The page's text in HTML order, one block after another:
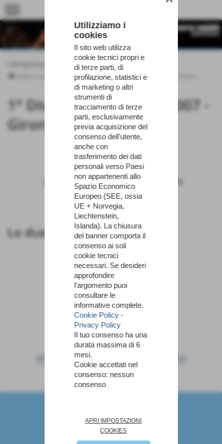
menu
campionati
>1° Divisione Pisa 2006-2007
1° Divisione Pisa 2006-2007 -
Girone Unico
Sabato 02/12/2006
PGS Turris
Le due squadre a confronto
La Perla
calendario e risultati
P.I. NGLMRC74R21G843P
Tel. 0587 704012
Utilizziamo i
cookies
Il sito web utilizza
cookie tecnici propri e
di terze parti, di
profilazione, statistici e
di marketing o altri
strumenti di
tracciamento di terze
parti, esclusivamente
previa acquisizione del
consenso dell'utente,
anche con
trasferimento dei dati
personali verso Paesi
non appartenenti allo
Spazio Economico
Europeo (SEE, ossia
UE + Norvegia,
Liechtenstein,
Islanda). La chiusura
del banner comporta il
consenso ai soli
cookie tecnici
necessari. Se desideri
approfondire
l'argomento puoi
consultare le
informative complete.
Cookie Policy-
Privacy Policy
Il tuo consenso ha una
durata massima di 6
mesi.
Cookie accettati nel
consenso: nessun
consenso
APRI IMPOSTAZIONI
COOKIES